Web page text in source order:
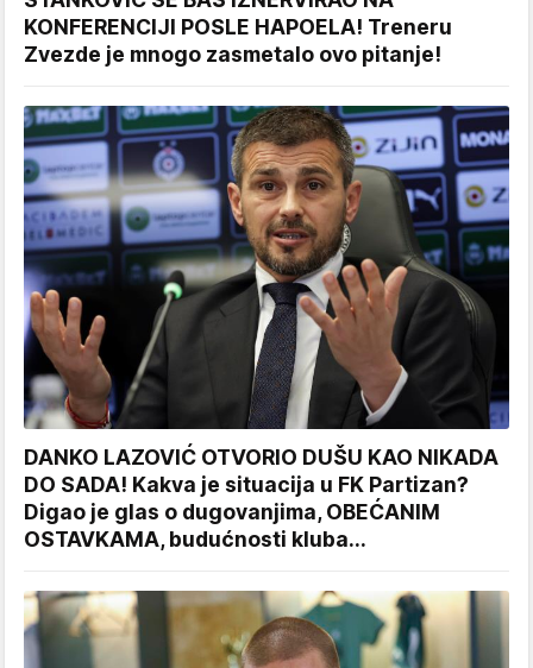
KONFERENCIJI POSLE HAPOELA! Treneru
Zvezde je mnogo zasmetalo ovo pitanje!
DANKO LAZOVIĆ OTVORIO DUŠU KAO NIKADA
DO SADA! Kakva je situacija u FK Partizan?
Digao je glas o dugovanjima, OBEĆANIM
OSTAVKAMA, budućnosti kluba...